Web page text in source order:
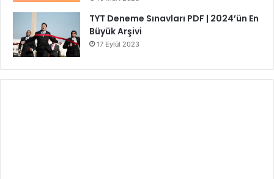
TYT Deneme Sınavları PDF | 2024’ün En
Büyük Arşivi
17 Eylül 2023